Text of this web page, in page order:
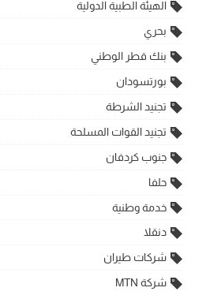
الهيئة الطبية الدولية
بحري
بنك قطر الوطني
بورتسودان
تجنيد الشرطة
تجنيد القوات المسلحة
جنوب كردفان
حلفا
خدمة وطنية
دنقلا
شركات طيران
شركة MTN